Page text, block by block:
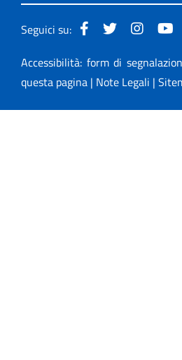
Seguici su:
Accessibilità: form di
questa pagina | Note Legali |